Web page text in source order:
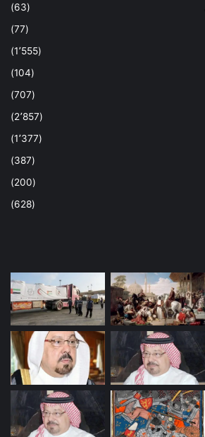
(63)
(77)
(1٬555)
(104)
(707)
(2٬857)
(1٬377)
(387)
(200)
(628)